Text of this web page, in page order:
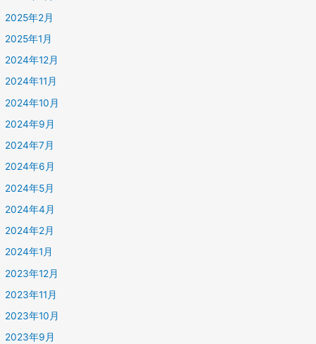
2025年2月
2025年1月
2024年12月
2024年11月
2024年10月
2024年9月
2024年7月
2024年6月
2024年5月
2024年4月
2024年2月
2024年1月
2023年12月
2023年11月
2023年10月
2023年9月